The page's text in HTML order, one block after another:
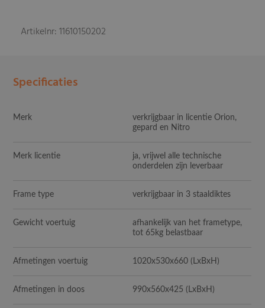
Artikelnr: 11610150202
Specificaties
Merk
verkrijgbaar in licentie Orion,
gepard en Nitro
Merk licentie
ja, vrijwel alle technische
onderdelen zijn leverbaar
Frame type verkrijgbaar in 3 staaldiktes
Gewicht voertuig
afhankelijk van het frametype,
tot 65kg belastbaar
Afmetingen voertuig 1020x530x660 (LxBxH)
Afmetingen in doos 990x560x425 (LxBxH)